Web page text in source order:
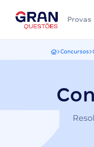
Provas
Gran Questões
Concursos